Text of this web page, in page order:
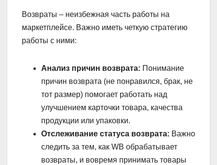
Возвраты – неизбежная часть работы на
маркетплейсе. Важно иметь четкую стратегию
работы с ними:
Анализ причин возврата: Понимание
причин возврата (не понравился, брак, не
тот размер) помогает работать над
улучшением карточки товара, качества
продукции или упаковки.
Отслеживание статуса возврата: Важно
следить за тем, как WB обрабатывает
возвраты, и вовремя принимать товары